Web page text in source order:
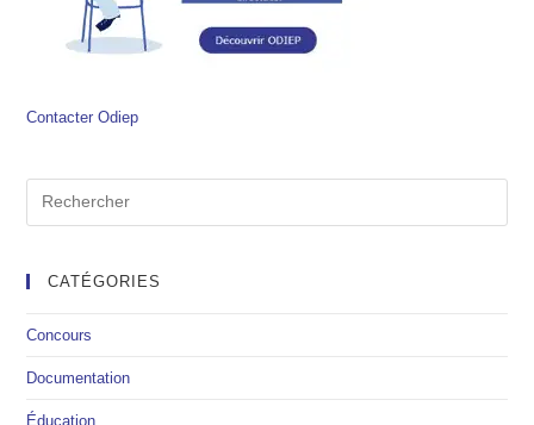
Contacter Odiep
CATÉGORIES
Concours
Documentation
Éducation